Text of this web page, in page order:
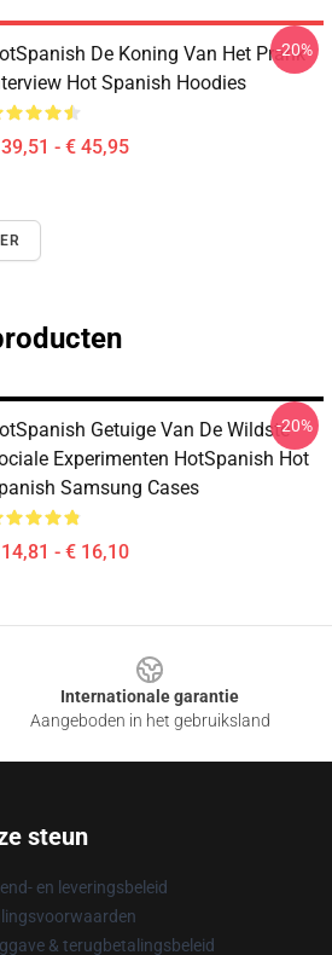
De Koning Van Het Prank
Hot Spanish Hoodies
- € 45,95
-20%
Getuige Van De Wildste
Experimenten HotSpanish Hot
Samsung Cases
- € 16,10
-20%
Internationale garantie
Aangeboden in het gebruiksland
steun
en leveringsbeleid
& terugbetalingsbeleid